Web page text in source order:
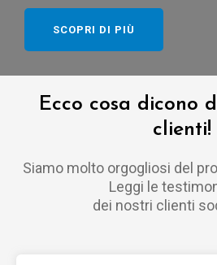
SCOPRI DI PIÙ
Ecco cosa dicono
clienti!
Siamo molto orgogliosi del
Leggi le
dei nostri clienti